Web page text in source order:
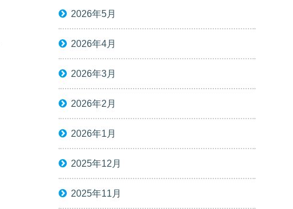
2026年5月
2026年4月
2026年3月
2026年2月
2026年1月
2025年12月
2025年11月